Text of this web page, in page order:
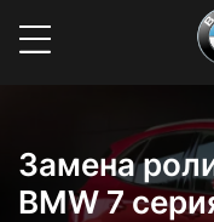
Замена
BMW 7